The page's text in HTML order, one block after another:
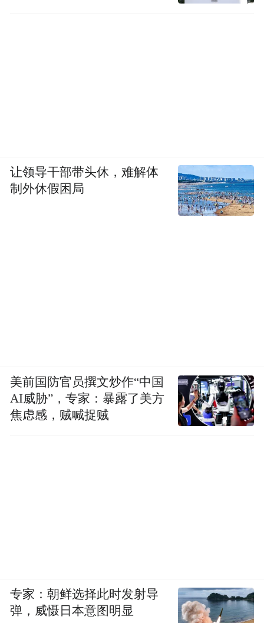
让领导干部带头休，难解体
制外休假困局
美前国防官员撰文炒作“中国
AI威胁”，专家：暴露了美方
焦虑感，贼喊捉贼
专家：朝鲜选择此时发射导
弹，威慑日本意图明显